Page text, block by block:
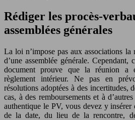
Rédiger les procès-
assemblées générales
La loi n’impose pas aux associations la
d’une assemblée générale.
document prouve que la réunion a
règlement intérieur. Ne pas en
résolutions adoptées à des incertitudes,
cas, à des remboursements et à
authentique le PV, vous devez y insérer
de la date, du lieu de la rencontre,